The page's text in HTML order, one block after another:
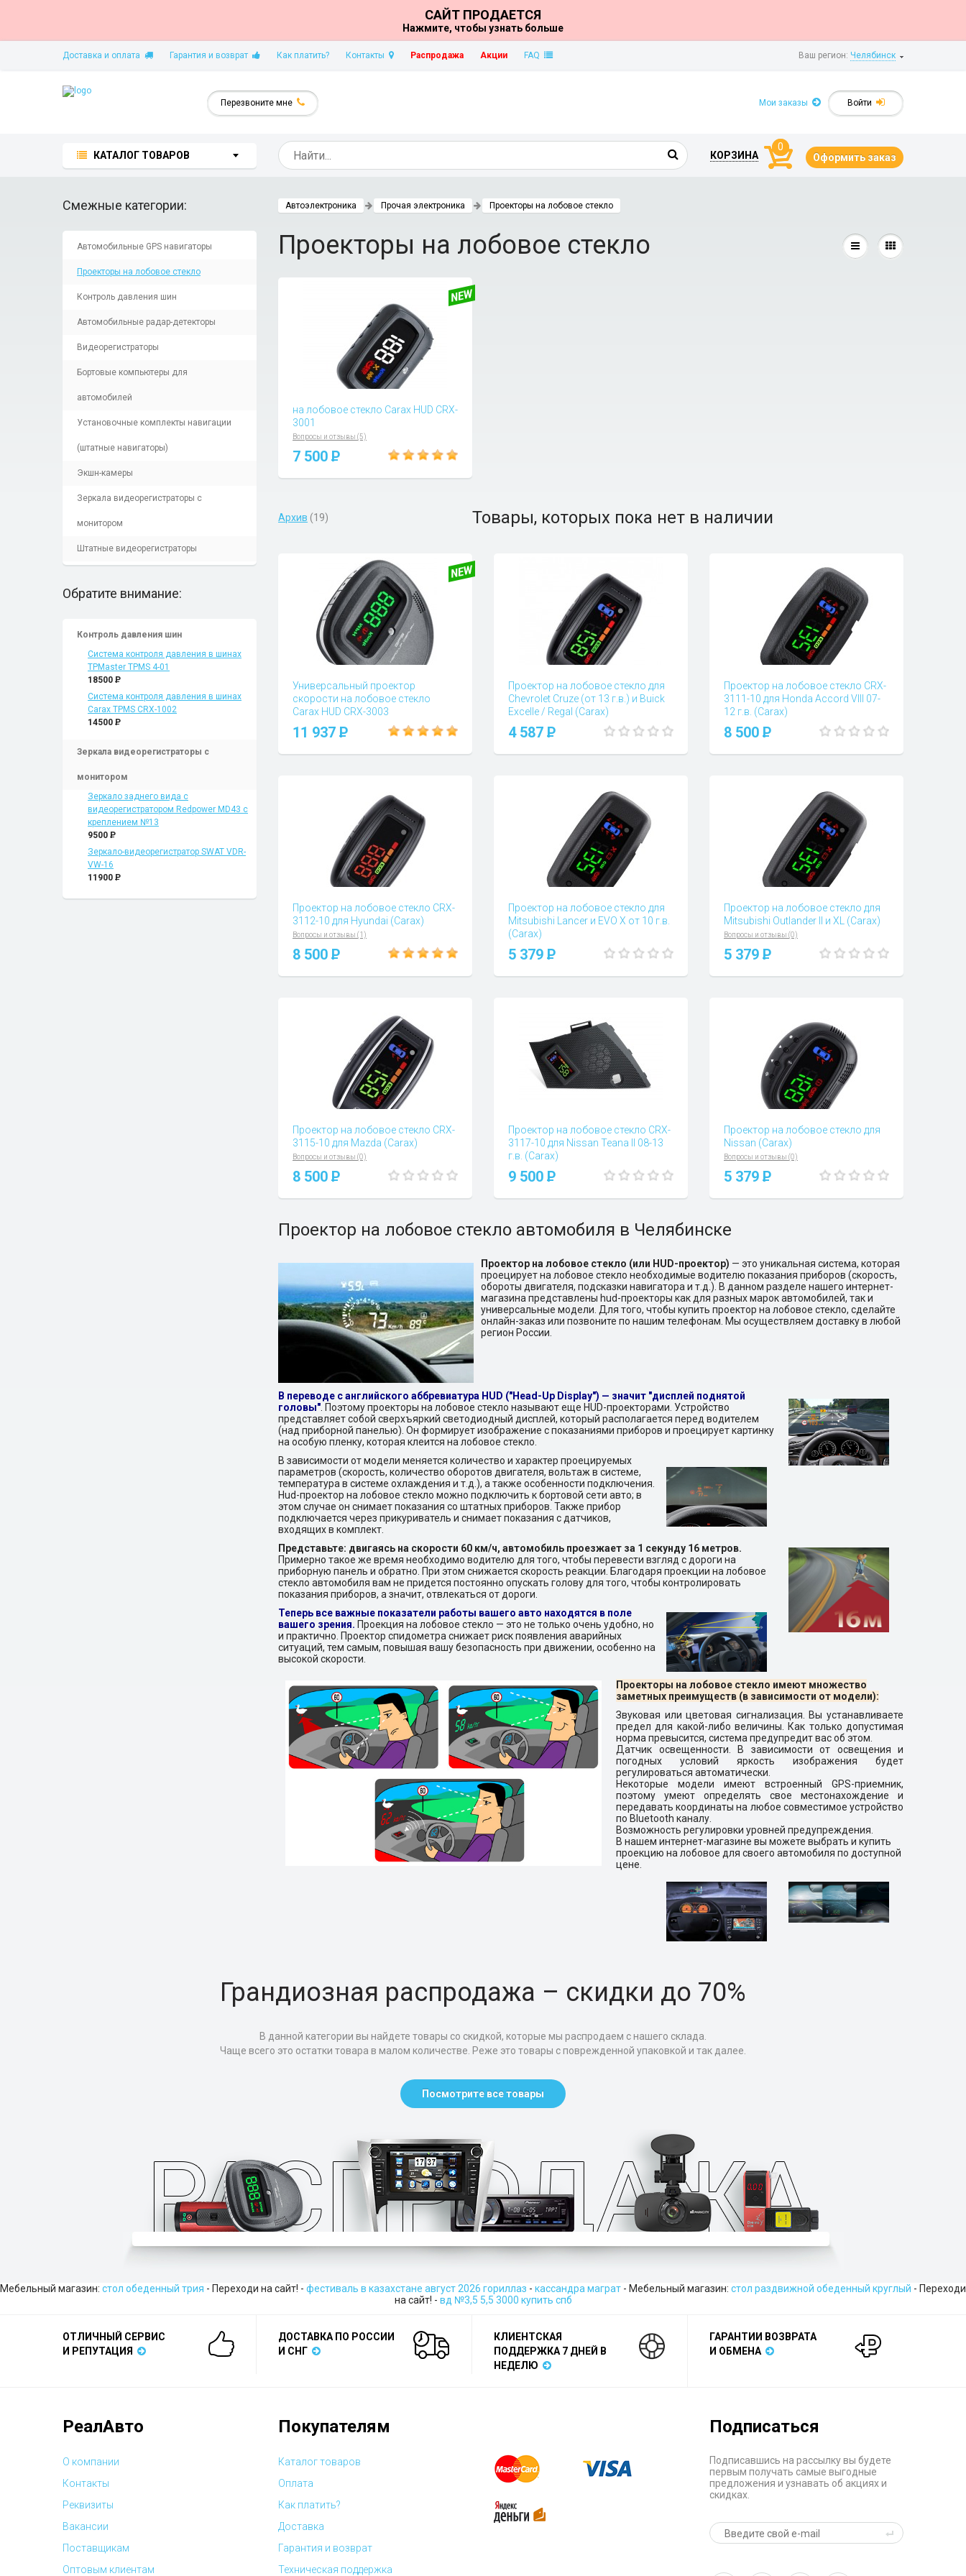
САЙТ ПРОДАЕТСЯ
Нажмите, чтобы узнать больше
Ваш регион: Челябинск
Доставка и оплата Гарантия и возврат Как платить? Контакты Распродажа Акции FAQ
Перезвоните мне Войти
Мои заказы
КАТАЛОГ ТОВАРОВ КОРЗИНА
0
Оформить заказ
Смежные категории:
Автомобильные GPS навигаторы
Проекторы на лобовое стекло
Контроль давления шин
Автомобильные радар-детекторы
Видеорегистраторы
Бортовые компьютеры для
автомобилей
Установочные комплекты навигации
(штатные навигаторы)
Экшн-камеры
Зеркала видеорегистраторы с
монитором
Штатные видеорегистраторы
Обратите внимание:
Контроль давления шин
Система контроля давления в шинах
TPMaster TPMS 4-01
18500 P
Система контроля давления в шинах
Carax TPMS CRX-1002
14500 P
Зеркала видеорегистраторы с
монитором
Зеркало заднего вида с
видеорегистратором Redpower MD43 с
креплением №13
9500 P
Зеркало-видеорегистратор SWAT VDR-
VW-16
11900 P
Автоэлектроника Прочая электроника Проекторы на лобовое стекло
Проекторы на лобовое стекло
на лобовое стекло Carax HUD CRX-
3001
Вопросы и отзывы (5)
7 500 P
Архив (19) Товары, которых пока нет в наличии
Универсальный проектор
скорости на лобовое стекло
Carax HUD CRX-3003
Вопросы и отзывы (3)
11 937 P
Проектор на лобовое стекло для
Chevrolet Cruze (от 13 г.в.) и Buick
Excelle / Regal (Carax)
Вопросы и отзывы (0)
4 587 P
Проектор на лобовое стекло CRX-
3111-10 для Honda Accord VIII 07-
12 г.в. (Carax)
Вопросы и отзывы (0)
8 500 P
Проектор на лобовое стекло CRX-
3112-10 для Hyundai (Carax)
Вопросы и отзывы (1)
8 500 P
Проектор на лобовое стекло для
Mitsubishi Lancer и EVO X от 10 г.в.
(Carax)
Вопросы и отзывы (0)
5 379 P
Проектор на лобовое стекло для
Mitsubishi Outlander II и XL (Carax)
Вопросы и отзывы (0)
5 379 P
Проектор на лобовое стекло CRX-
3115-10 для Mazda (Carax)
Вопросы и отзывы (0)
8 500 P
Проектор на лобовое стекло CRX-
3117-10 для Nissan Teana II 08-13
г.в. (Carax)
Вопросы и отзывы (1)
9 500 P
Проектор на лобовое стекло для
Nissan (Carax)
Вопросы и отзывы (0)
5 379 P
Проектор на лобовое стекло автомобиля в Челябинске
Проектор на лобовое стекло (или HUD-проектор) — это уникальная система, которая
проецирует на лобовое стекло необходимые водителю показания приборов (скорость,
обороты двигателя, подсказки навигатора и т.д.). В данном разделе нашего интернет-
магазина представлены hud-проекторы как для разных марок автомобилей, так и
универсальные модели. Для того, чтобы купить проектор на лобовое стекло, сделайте
онлайн-заказ или позвоните по нашим телефонам. Мы осуществляем доставку в любой
регион России.
В переводе с английского аббревиатура HUD ("Head-Up Display") — значит "дисплей поднятой
головы" Поэтому проекторы на лобовое стекло называют еще HUD-проекторами. Устройство
представляет собой сверхъяркий светодиодный дисплей, который располагается перед водителем
(над приборной панелью). Он формирует изображение с показаниями приборов и проецирует картинку
на особую пленку, которая клеится на лобовое стекло.
В зависимости от модели меняется количество и характер проецируемых
параметров (скорость, количество оборотов двигателя, вольтаж в системе,
температура в системе охлаждения и т.д.), а также особенности подключения.
Hud-проектор на лобовое стекло можно подключить к бортовой сети авто; в
этом случае он снимает показания со штатных приборов. Также прибор
подключается через прикуриватель и снимает показания с датчиков,
входящих в комплект.
Представьте: двигаясь на скорости 60 км/ч, автомобиль проезжает за 1 секунду 16 метров.
Примерно такое же время необходимо водителю для того, чтобы перевести взгляд с дороги на
приборную панель и обратно. При этом снижается скорость реакции. Благодаря проекции на лобовое
стекло автомобиля вам не придется постоянно опускать голову для того, чтобы контролировать
показания приборов, а значит, отвлекаться от дороги.
Теперь все важные показатели работы вашего авто находятся в поле
вашего зрения. Проекция на лобовое стекло — это не только очень удобно, но
и практично. Проектор спидометра снижает риск появления аварийных
ситуаций, тем самым, повышая вашу безопасность при движении, особенно на
высокой скорости.
Проекторы на лобовое стекло имеют множество
заметных преимуществ (в зависимости от модели):
Звуковая или цветовая сигнализация. Вы устанавливаете
предел для какой-либо величины. Как только допустимая
норма превысится, система предупредит вас об этом.
Датчик освещенности. В зависимости от освещения и
погодных условий яркость изображения будет
регулироваться автоматически.
Некоторые модели имеют встроенный GPS-приемник,
поэтому умеют определять свое местонахождение и
передавать координаты на любое совместимое устройство
по Bluetooth каналу.
Возможность регулировки уровней предупреждения.
В нашем интернет-магазине вы можете выбрать и купить
проекцию на лобовое для своего автомобиля по доступной
цене.
Грандиозная распродажа – скидки до 70%
В данной категории вы найдете товары со скидкой, которые мы распродаем с нашего склада.
Чаще всего это остатки товара в малом количестве. Реже это товары с поврежденной упаковкой и так далее.
Посмотрите все товары
Мебельный магазин: стол обеденный трия - Переходи на сайт! - фестиваль в казахстане август 2026 гориллаз - кассандра маграт - Мебельный магазин: стол раздвижной обеденный круглый - Переходи
на сайт! - вд №3,5 5,5 3000 купить спб
ОТЛИЧНЫЙ СЕРВИС
И РЕПУТАЦИЯ
ДОСТАВКА ПО РОССИИ
И СНГ
КЛИЕНТСКАЯ
ПОДДЕРЖКА 7 ДНЕЙ В
НЕДЕЛЮ
ГАРАНТИИ ВОЗВРАТА
И ОБМЕНА
РеалАвто
О компании
Контакты
Реквизиты
Вакансии
Поставщикам
Оптовым клиентам
Покупателям
Каталог товаров
Оплата
Как платить?
Доставка
Гарантия и возврат
Техническая поддержка
Подписаться
Подписавшись на рассылку вы будете
первым получать самые выгодные
предложения и узнавать об акциях и
скидках.